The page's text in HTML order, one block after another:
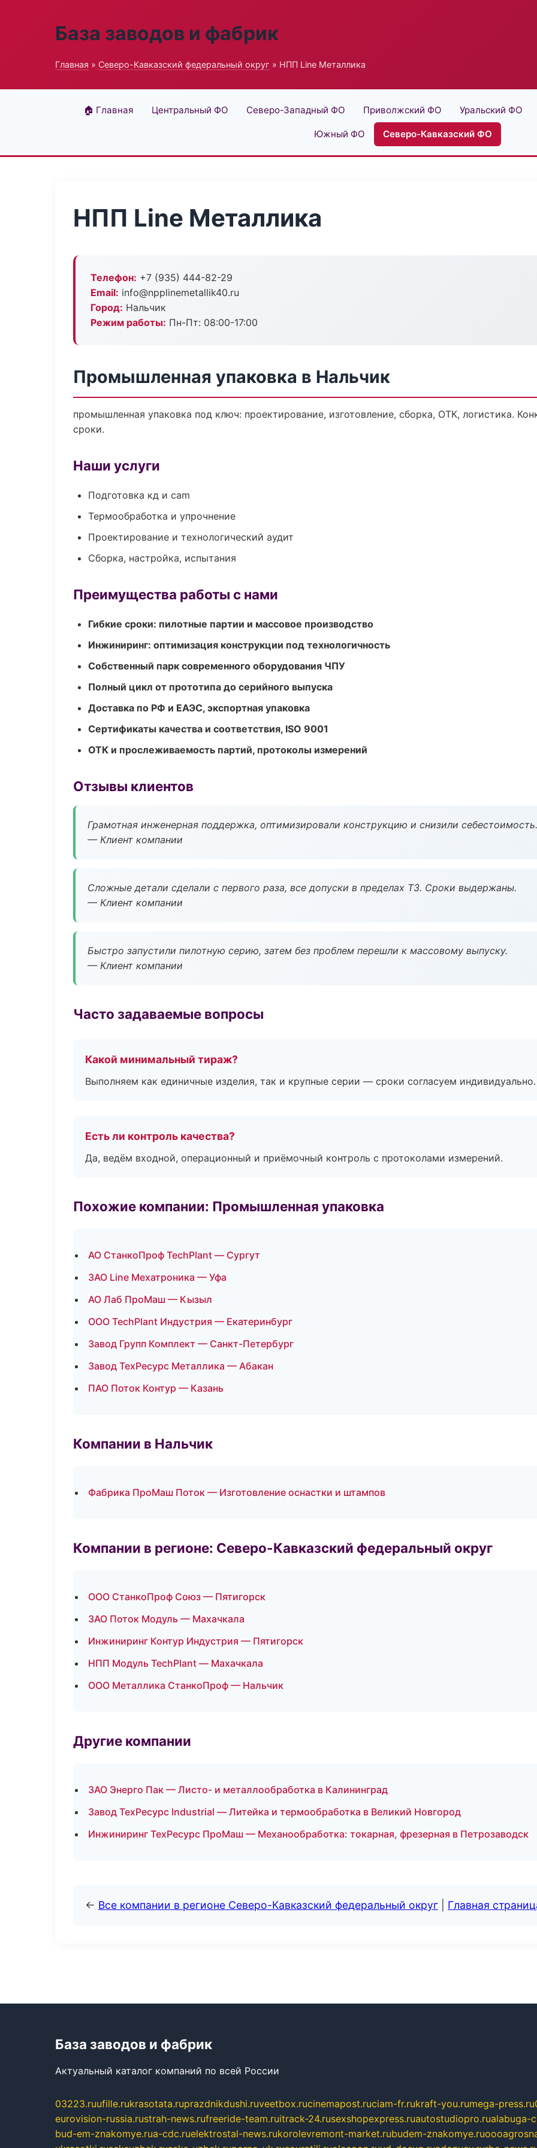
База заводов и фабрик
Главная » Северо-Кавказский федеральный округ » НПП Line Металлика
🏠 Главная Центральный ФО Северо-Западный ФО Приволжский ФО Уральский ФО
Южный ФО Северо-Кавказский ФО
НПП Line Металлика
Телефон: +7 (935) 444-82-29
Email: info@npplinemetallik40.ru
Город: Нальчик
Режим работы: Пн-Пт: 08:00-17:00
Промышленная упаковка в Нальчик
промышленная упаковка под ключ: проектирование, изготовление, сборка, ОТК, логистика.
сроки.
Наши услуги
Подготовка кд и cam
Термообработка и упрочнение
Проектирование и технологический аудит
Сборка, настройка, испытания
Преимущества работы с нами
Гибкие сроки: пилотные партии и массовое производство
Инжиниринг: оптимизация конструкции под технологичность
Собственный парк современного оборудования ЧПУ
Полный цикл от прототипа до серийного выпуска
Доставка по РФ и ЕАЭС, экспортная упаковка
Сертификаты качества и соответствия, ISO 9001
ОТК и прослеживаемость партий, протоколы измерений
Отзывы клиентов
Грамотная инженерная поддержка, оптимизировали конструкцию и снизили себестоимость.
— Клиент компании
Сложные детали сделали с первого раза, все допуски в пределах ТЗ. Сроки выдержаны.
— Клиент компании
Быстро запустили пилотную серию, затем без проблем перешли к массовому выпуску.
— Клиент компании
Часто задаваемые вопросы
Какой минимальный тираж?
Выполняем как единичные изделия, так и крупные серии — сроки согласуем индивидуально.
Есть ли контроль качества?
Да, ведём входной, операционный и приёмочный контроль с протоколами измерений.
Похожие компании: Промышленная упаковка
АО СтанкоПроф TechPlant — Сургут
ЗАО Line Мехатроника — Уфа
АО Лаб ПроМаш — Кызыл
ООО TechPlant Индустрия — Екатеринбург
Завод Групп Комплект — Санкт-Петербург
Завод ТехРесурс Металлика — Абакан
ПАО Поток Контур — Казань
Компании в Нальчик
Фабрика ПроМаш Поток — Изготовление оснастки и штампов
Компании в регионе: Северо-Кавказский федеральный округ
ООО СтанкоПроф Союз — Пятигорск
ЗАО Поток Модуль — Махачкала
Инжиниринг Контур Индустрия — Пятигорск
НПП Модуль TechPlant — Махачкала
ООО Металлика СтанкоПроф — Нальчик
Другие компании
ЗАО Энерго Пак — Листо- и металлообработка в Калининград
Завод ТехРесурс Industrial — Литейка и термообработка в Великий Новгород
Инжиниринг ТехРесурс ПроМаш — Механообработка: токарная, фрезерная в Петрозаводск
← Все компании в регионе Северо-Кавказский федеральный округ Главная
База заводов и фабрик
Актуальный каталог компаний по всей России
03223.ruufille.rukrasotata.ruprazdnikdushi.ruveetbox.rucinemapost.ruciam-fr.rukraft-you.rumega-press.ru
eurovision-russia.rustrah-news.rufreeride-team.ruitrack-24.rusexshopexpress.ruautostudiopro.rualabuga-
bud-em-znakomye.rua-cdc.ruelektrostal-news.rukorolevremont-market.rubudem-znakomye.ru